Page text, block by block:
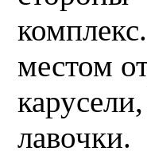
местом
лавочки.